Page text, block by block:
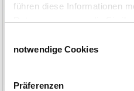
führen diese Informationen
Daten zusammen, die Sie
haben.
notwendige Cookies
Präferenzen